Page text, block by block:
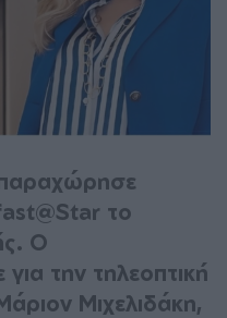
το
Ο
την τηλεοπτική
Μιχελιδάκη,